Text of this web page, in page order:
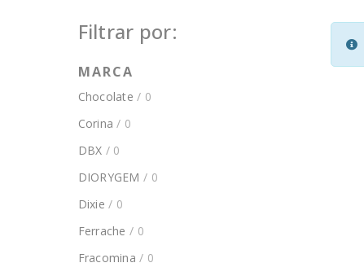
Filtrar por:
MARCA
Chocolate / 0
Corina / 0
DBX / 0
DIORYGEM / 0
Dixie / 0
Ferrache / 0
Fracomina / 0